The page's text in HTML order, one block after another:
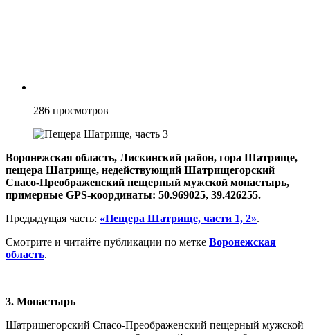
286 просмотров
Воронежская область, Лискинский район, гора Шатрище,
пещера Шатрище, недействующий Шатрищегорский
Спасо-Преображенский пещерный мужской монастырь,
примерные GPS-координаты: 50.969025, 39.426255.
Предыдущая часть: «Пещера Шатрище, части 1, 2».
Смотрите и читайте публикации по метке Воронежская
область.
3. Монастырь
Шатрищегорский Спасо-Преображенский пещерный мужской